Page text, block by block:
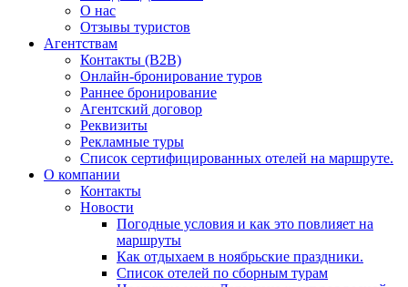
О нас
Отзывы туристов
Агентствам
Контакты (B2B)
Онлайн-бронирование туров
Раннее бронирование
Агентский договор
Реквизиты
Рекламные туры
Список сертифицированных отелей на маршруте.
О компании
Контакты
Новости
Погодные условия и как это повлияет на
маршруты
Как отдыхаем в ноябрьские праздники.
Список отелей по сборным турам